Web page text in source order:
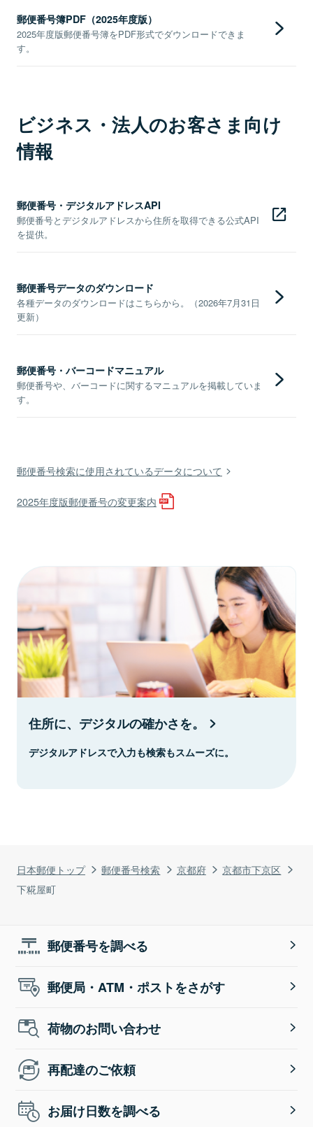
日本郵便トップ 郵便番号検索 京都府
京都市下京区
下糀屋町
郵便番号簿PDF（2025年度版）
2025年度版郵便番号簿をPDF形式でダウンロードできま
す。
ビジネス・法人のお客さま向け
情報
郵便番号・デジタルアドレスAPI
郵便番号とデジタルアドレスから住所を取得できる公式API
を提供。
郵便番号データのダウンロード
各種データのダウンロードはこちらから。（2026年7月31日
更新）
郵便番号・バーコードマニュアル
郵便番号や、バーコードに関するマニュアルを掲載していま
す。
郵便番号検索に使用されているデータについて
2025年度版郵便番号の変更案内
住所に、デジタルの確かさを。
デジタルアドレスで入力も検索もスムーズに。
郵便番号を調べる
郵便局・ATM・ポストをさがす
荷物のお問い合わせ
再配達のご依頼
お届け日数を調べる